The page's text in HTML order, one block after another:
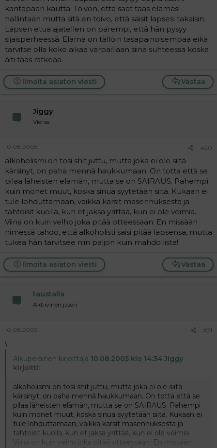
kantapään kautta. Toivon, että saat taas elämäsi
hallintaan mutta sitä en toivo, että saisit lapsesi takaisin.
Lapsen etua ajatellen on parempi, että hän pysyy
sijaisperheessä. Elämä on tällöin tasapainoisempaa eikä
tarvitse olla koko aikaa varpaillaan siinä suhteessa koska
äiti taas ratkeaa.
Vastaa
Ilmoita asiaton viesti
Jiggy
Vieras
10.08.2005 #20
alkoholismi on tosi shit juttu, mutta joka ei ole siitä
kärsinyt, on paha mennä haukkumaan. On totta että se
pilaa läheisten elämän, mutta se on SAIRAUS. Pahempi
kuin monet muut, koska sinua syytetään siitä. Kukaan ei
tule lohduttamaan, vaikka kärsit masennuksesta ja
tahtoisit kuolla, kun et jaksa yrittää, kun ei ole voimia.
Viina on kuin velho joka pitää otteessaan. En missään
nimessä tahdo, että alkoholisti saisi pitää lapsensa, mutta
tukea hän tarvitsee niin paljon kuin mahdollista!
Vastaa
Ilmoita asiaton viesti
taustalla
Aktiivinen jäsen
10.08.2005 #21
\
Alkuperäinen kirjoittaja 10.08.2005 klo 14:34 Jiggy
kirjoitti:
alkoholismi on tosi shit juttu, mutta joka ei ole siitä
kärsinyt, on paha mennä haukkumaan. On totta että se
pilaa läheisten elämän, mutta se on SAIRAUS. Pahempi
kuin monet muut, koska sinua syytetään siitä. Kukaan ei
tule lohduttamaan, vaikka kärsit masennuksesta ja
tahtoisit kuolla, kun et jaksa yrittää, kun ei ole voimia.
Viina on kuin velho joka pitää otteessaan. En missään